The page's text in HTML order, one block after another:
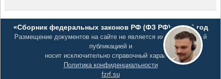
«Сборник федеральных законов РФ (ФЗ РФ)», 2026 год
Размещение документов на сайте не является их официальной
публикацией и
носит исключительно справочный характер
Политика конфиденциальности
fzrf.su